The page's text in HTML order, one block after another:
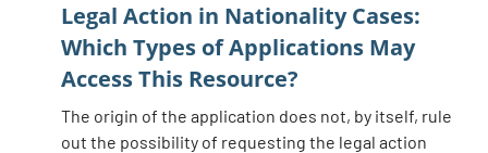
Legal Action in Nationality Cases:
Which Types of Applications May
Access This Resource?
The origin of the application does not, by itself, rule
out the possibility of requesting the legal action